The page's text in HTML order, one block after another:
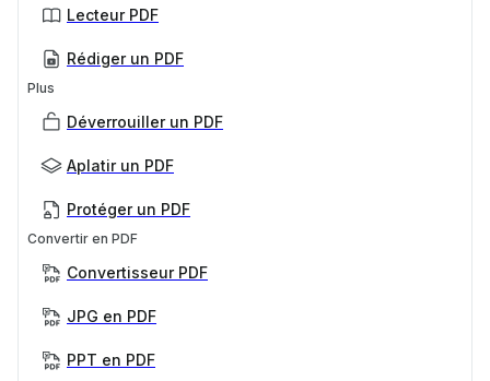
Lecteur PDF
Rédiger un PDF
Plus
Déverrouiller un PDF
Aplatir un PDF
Protéger un PDF
Convertir en PDF
Convertisseur PDF
JPG en PDF
PPT en PDF